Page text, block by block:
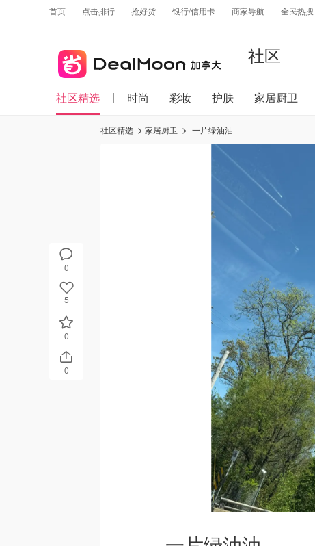
首页 点击排行 抢好货 银行/信用卡 商家导航 全民热搜
社区
社区精选 时尚 彩妆 护肤 家居厨卫
0
5
0
0
社区精选 家居厨卫 一片绿油油